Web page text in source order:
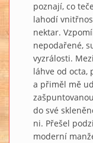
poznají, co
lahodí
nektar.
nepodařené,
vyzrálosti.
láhve od octa,
a přiměl mě
do své
ni. Přešel
moderní